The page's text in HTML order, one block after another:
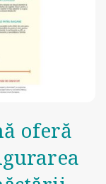
oferă